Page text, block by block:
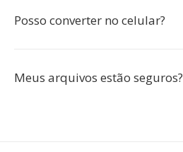
Posso converter no celular?
Meus arquivos estão seguros?